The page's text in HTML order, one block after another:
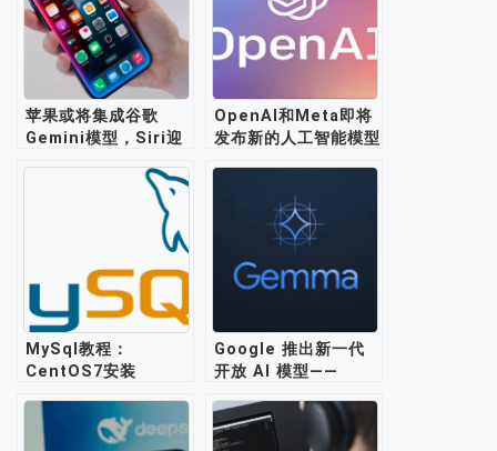
苹果或将集成谷歌
Gemini模型，Siri迎
OpenAI和Meta即将
发布新的人工智能模型
MySql教程：
CentOS7安装
Google 推出新一代
开放 AI 模型——